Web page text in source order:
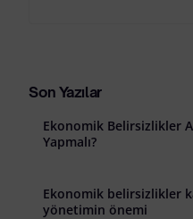
Son Yazılar
Ekonomik Belirsizlikler
Yapmalı?
Ekonomik belirsizlikler
yönetimin önemi